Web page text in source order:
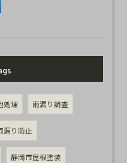
処理 雨漏り調査
漏り防止
静岡市屋根塗装